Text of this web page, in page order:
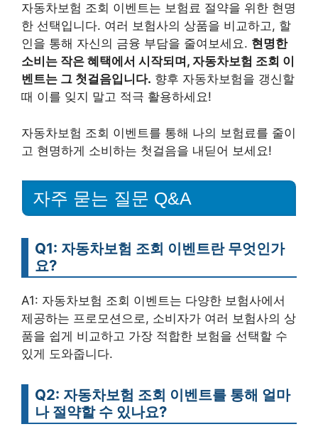
자동차보험 조회 이벤트는 보험료 절약을 위한 현명
한 선택입니다. 여러 보험사의 상품을 비교하고, 할
인을 통해 자신의 금융 부담을 줄여보세요. 현명한
소비는 작은 혜택에서 시작되며, 자동차보험 조회 이
벤트는 그 첫걸음입니다. 향후 자동차보험을 갱신할
때 이를 잊지 말고 적극 활용하세요!
자동차보험 조회 이벤트를 통해 나의 보험료를 줄이
고 현명하게 소비하는 첫걸음을 내딛어 보세요!
자주 묻는 질문 Q&A
Q1: 자동차보험 조회 이벤트란 무엇인가
요?
A1: 자동차보험 조회 이벤트는 다양한 보험사에서
제공하는 프로모션으로, 소비자가 여러 보험사의 상
품을 쉽게 비교하고 가장 적합한 보험을 선택할 수
있게 도와줍니다.
Q2: 자동차보험 조회 이벤트를 통해 얼마
나 절약할 수 있나요?